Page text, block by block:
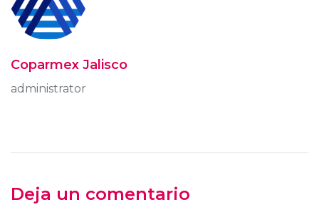
Coparmex Jalisco
administrator
Deja un comentario